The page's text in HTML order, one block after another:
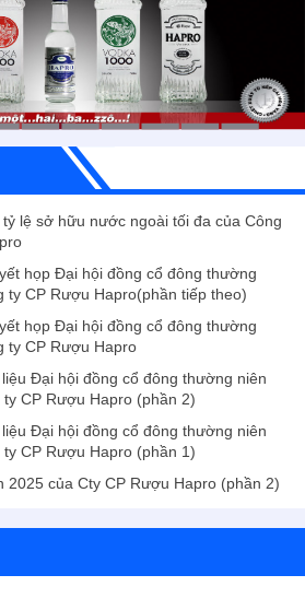
lệ sở hữu nước ngoài tối đa của Công
họp Đại hội đồng cổ đông thường
ty CP Rượu Hapro(phần tiếp theo)
họp Đại hội đồng cổ đông thường
ty CP Rượu Hapro
Đại hội đồng cổ đông thường niên
CP Rượu Hapro (phần 2)
Đại hội đồng cổ đông thường niên
CP Rượu Hapro (phần 1)
2025 của Cty CP Rượu Hapro (phần 2)
được kiểm toán cho năm tài chính kết